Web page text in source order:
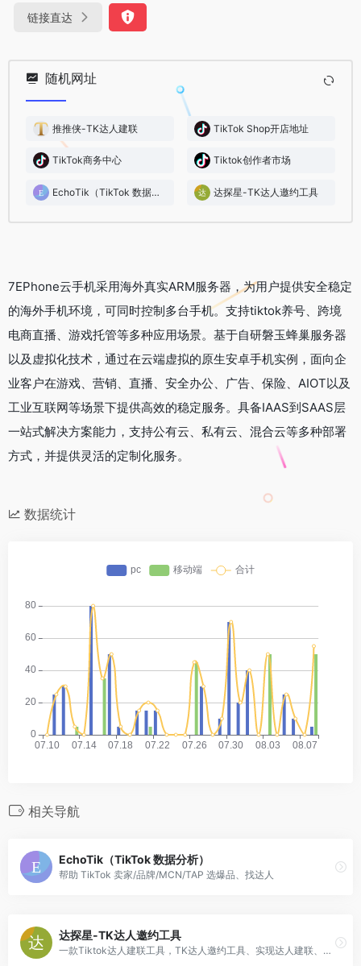
链接直达
随机网址
推推侠-TK达人建联 TikTok Shop开店地址
TikTok商务中心 Tiktok创作者市场
EchoTik（TikTok 数据分析） 达探星-TK达人邀约工具
7EPhone云手机采用海外真实ARM服务器，为用户提供安全稳定
的海外手机环境，可同时控制多台手机。支持tiktok养号、跨境
电商直播、游戏托管等多种应用场景。基于自研磐玉蜂巢服务器
以及虚拟化技术，通过在云端虚拟的原生安卓手机实例，面向企
业客户在游戏、营销、直播、安全办公、广告、保险、AIOT以及
工业互联网等场景下提供高效的稳定服务。具备IAAS到SAAS层
一站式解决方案能力，支持公有云、私有云、混合云等多种部署
方式，并提供灵活的定制化服务。
数据统计
相关导航
EchoTik（TikTok 数据分析）
帮助 TikTok 卖家/品牌/MCN/TAP 选爆品、找达人
达探星-TK达人邀约工具
一款Tiktok达人建联工具，TK达人邀约工具、实现达人建联、好评邀约、精准达人标签、自动提报商品机会